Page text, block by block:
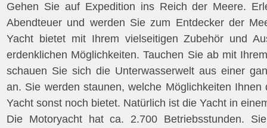
Gehen Sie auf Expedition ins Reich der Meere.
Abendteuer und werden Sie zum Entdecker der
Yacht bietet mit Ihrem vielseitigen Zubehör und
erdenklichen Möglichkeiten. Tauchen Sie ab mit
schauen Sie sich die Unterwasserwelt aus einer
an. Sie werden staunen, welche Möglichkeiten Ihnen
Yacht sonst noch bietet. Natürlich ist die Yacht in
Die Motoryacht hat ca. 2.700 Betriebsstunden.